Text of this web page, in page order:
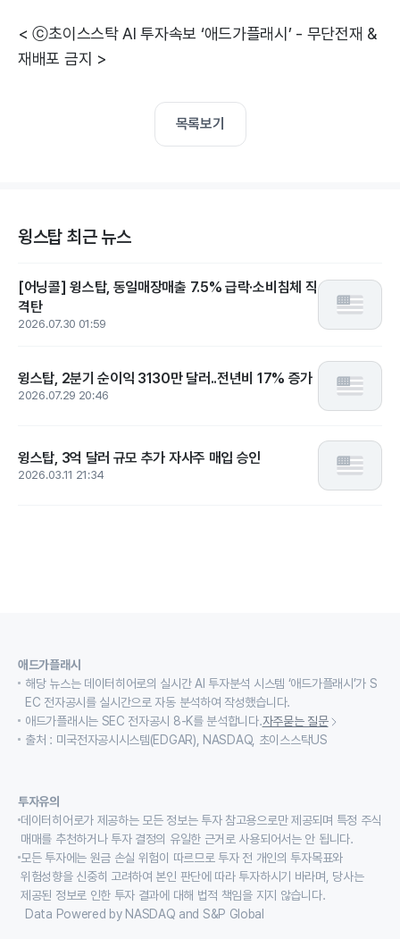
< ⓒ초이스스탁 AI 투자속보 ‘애드가플래시’ - 무단전재 &
재배포 금지 >
목록보기
윙스탑 최근 뉴스
[어닝콜] 윙스탑, 동일매장매출 7.5% 급락·소비침체 직
격탄
2026.07.30 01:59
윙스탑, 2분기 순이익 3130만 달러..전년비 17% 증가
2026.07.29 20:46
윙스탑, 3억 달러 규모 추가 자사주 매입 승인
2026.03.11 21:34
애드가플래시
해당 뉴스는 데이터히어로의 실시간 AI 투자분석 시스템 ‘애드가플래시’가 S
EC 전자공시를 실시간으로 자동 분석하여 작성했습니다.
애드가플래시는 SEC 전자공시 8-K를 분석합니다.자주묻는 질문
출처 : 미국전자공시시스템(EDGAR), NASDAQ, 초이스스탁US
투자유의
데이터히어로가 제공하는 모든 정보는 투자 참고용으로만 제공되며 특정 주식
매매를 추천하거나 투자 결정의 유일한 근거로 사용되어서는 안 됩니다.
모든 투자에는 원금 손실 위험이 따르므로 투자 전 개인의 투자목표와
위험성향을 신중히 고려하여 본인 판단에 따라 투자하시기 바라며, 당사는
제공된 정보로 인한 투자 결과에 대해 법적 책임을 지지 않습니다.
Data Powered by NASDAQ and S&P Global